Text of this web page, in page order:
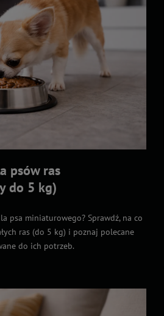
psów ras
do 5 kg)
psa miniaturowego? Sprawdź, na co
ras (do 5 kg) i poznaj polecane
do ich potrzeb.